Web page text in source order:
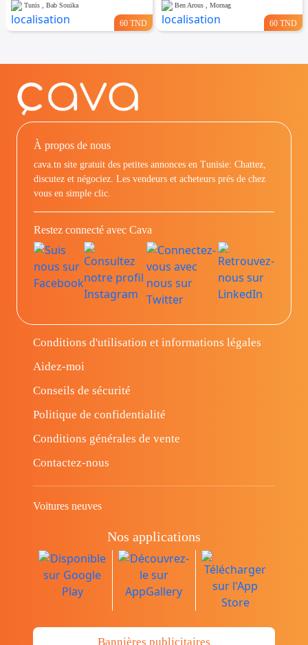
Tunis , Bab Souika
60 TND
Ben Arous , Mornag
60 TND
À propos de nous
cava.tn site gratuit des petites annonces en Tunisie: Chattez,
discutez et négociez. Les vendeurs et acheteurs prés de chez
vous en simple clic.
Restez connecté avec Cava
Conditions d'utilisation et informations légales
Aidez-moi
Conseils de sécurité
Politique de confidentialité
Conditions générales de vente
Contactez-nous
Voitures neuves
Nos applications
Bannières publicitaires